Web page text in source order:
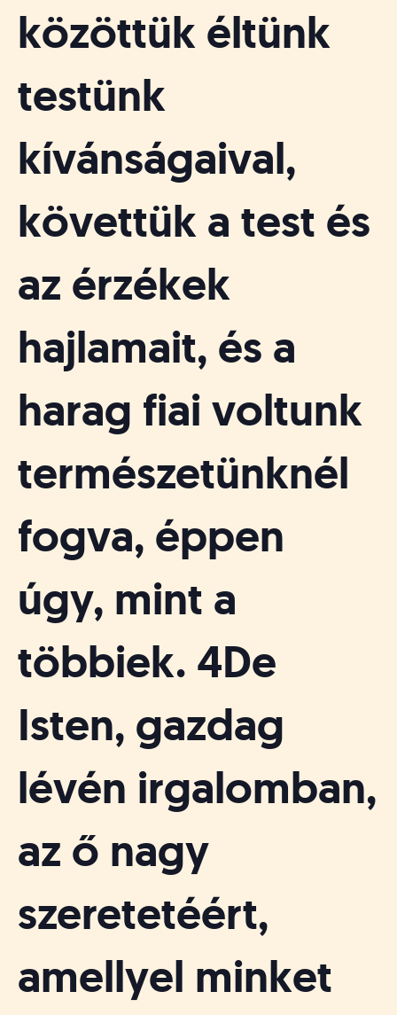
közöttük éltünk
testünk
kívánságaival,
követtük a test és
az érzékek
hajlamait, és a
harag fiai voltunk
természetünknél
fogva, éppen
úgy, mint a
többiek. 4De
Isten, gazdag
lévén irgalomban,
az ő nagy
szeretetéért,
amellyel minket